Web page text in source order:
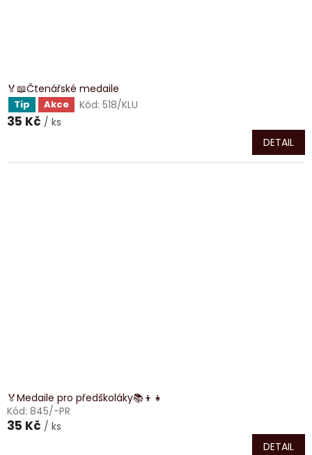
🏅📖Čtenářské medaile
Tip Akce Kód: 518/KLU
35 Kč / ks
DETAIL
🏅Medaile pro předškoláky📚👦👧
Kód: 845/-PR
35 Kč / ks
DETAIL